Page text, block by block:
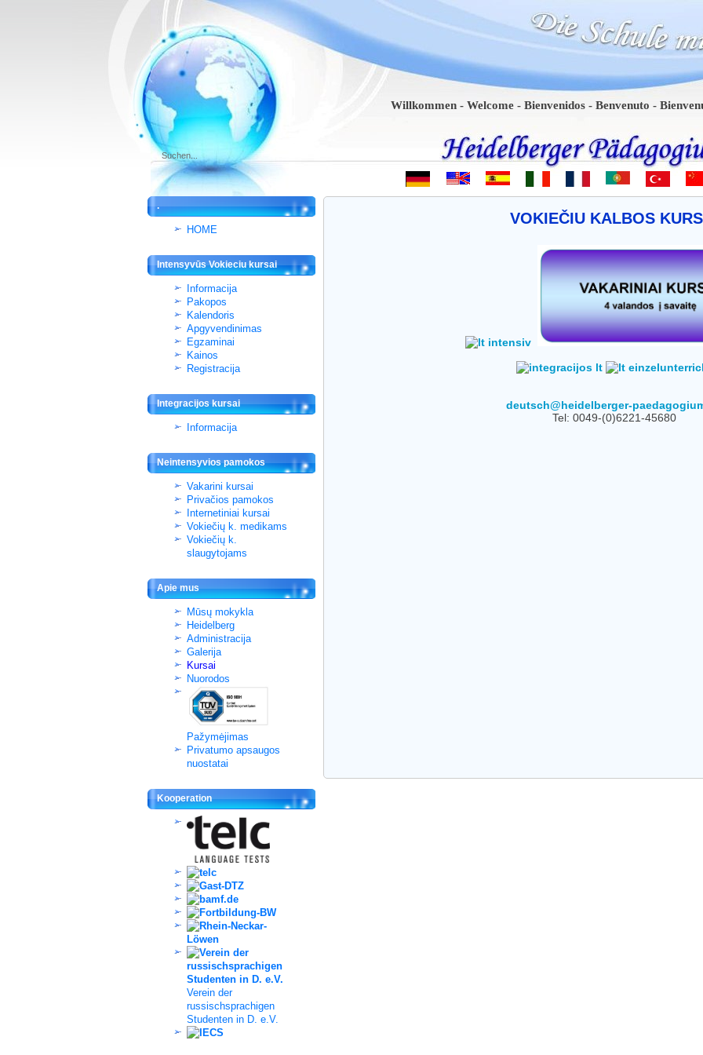
Willkommen - Welcome - Bienvenidos - Benvenuto - Bienvenue
.
HOME
Intensyvūs Vokieciu kursai
Informacija
Pakopos
Kalendoris
Apgyvendinimas
Egzaminai
Kainos
Registracija
Integracijos kursai
Informacija
Neintensyvios pamokos
Vakarini kursai
Privačios pamokos
Internetiniai kursai
Vokiečių k. medikams
Vokiečių k.
slaugytojams
Apie mus
Mūsų mokykla
Heidelberg
Administracija
Galerija
Kursai
Nuorodos
Pažymėjimas
Privatumo apsaugos
nuostatai
Kooperation
Verein der
russischsprachigen
Studenten in D. e.V.
VOKIEČIU KALBOS
deutsch@heidelberger-
Tel: 0049-(0)6221-45680